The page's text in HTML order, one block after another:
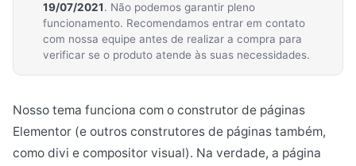
19/07/2021. Não podemos garantir pleno
funcionamento. Recomendamos entrar em contato
com nossa equipe antes de realizar a compra para
verificar se o produto atende às suas necessidades.
Nosso tema funciona com o construtor de páginas
Elementor (e outros construtores de páginas também,
como divi e compositor visual). Na verdade, a página